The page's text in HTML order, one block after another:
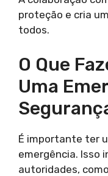
proteção e cria
todos.
O Que
Uma
É importante ter
emergência. Isso
autoridades,